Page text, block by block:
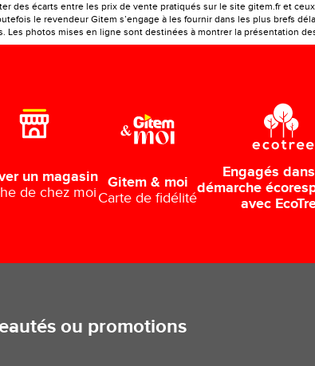
des écarts entre les prix de vente pratiqués sur le site gitem.fr et
le revendeur Gitem s’engage à les fournir dans les plus brefs
photos mises en ligne sont destinées à montrer la présentation
un magasin
de chez moi
Gitem & moi
Carte de fidélité
Engagés
démarche
avec
ou promotions